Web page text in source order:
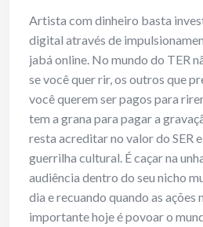
Artista com dinheiro basta
digital através de
jabá online. No mundo do TER
se você quer rir, os outros que
você querem ser pagos para
tem a grana para pagar a
resta acreditar no valor do SER
guerrilha cultural. É caçar na
audiência dentro do seu nicho
dia e recuando quando as ações
importante hoje é povoar o